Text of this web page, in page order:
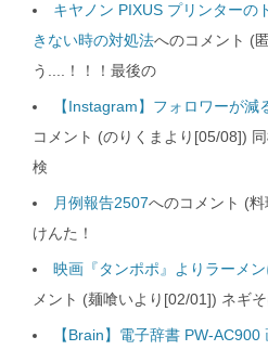
キヤノン PIXUS プリンターの
きない時の対処法へのコメント (
う....！！！最後の
【Instagram】フォロワーが
コメント (のりくまより[05/08])
検
月例報告2507へのコメント (
けんた！
映画『タンポポ』よりラーメ
メント (麺喰いより[02/01]) ネギ
【Brain】電子辞書 PW-